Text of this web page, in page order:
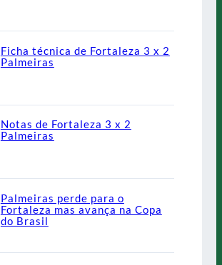
Ficha técnica de Fortaleza 3 x 2
Palmeiras
Notas de Fortaleza 3 x 2
Palmeiras
Palmeiras perde para o
Fortaleza mas avança na Copa
do Brasil